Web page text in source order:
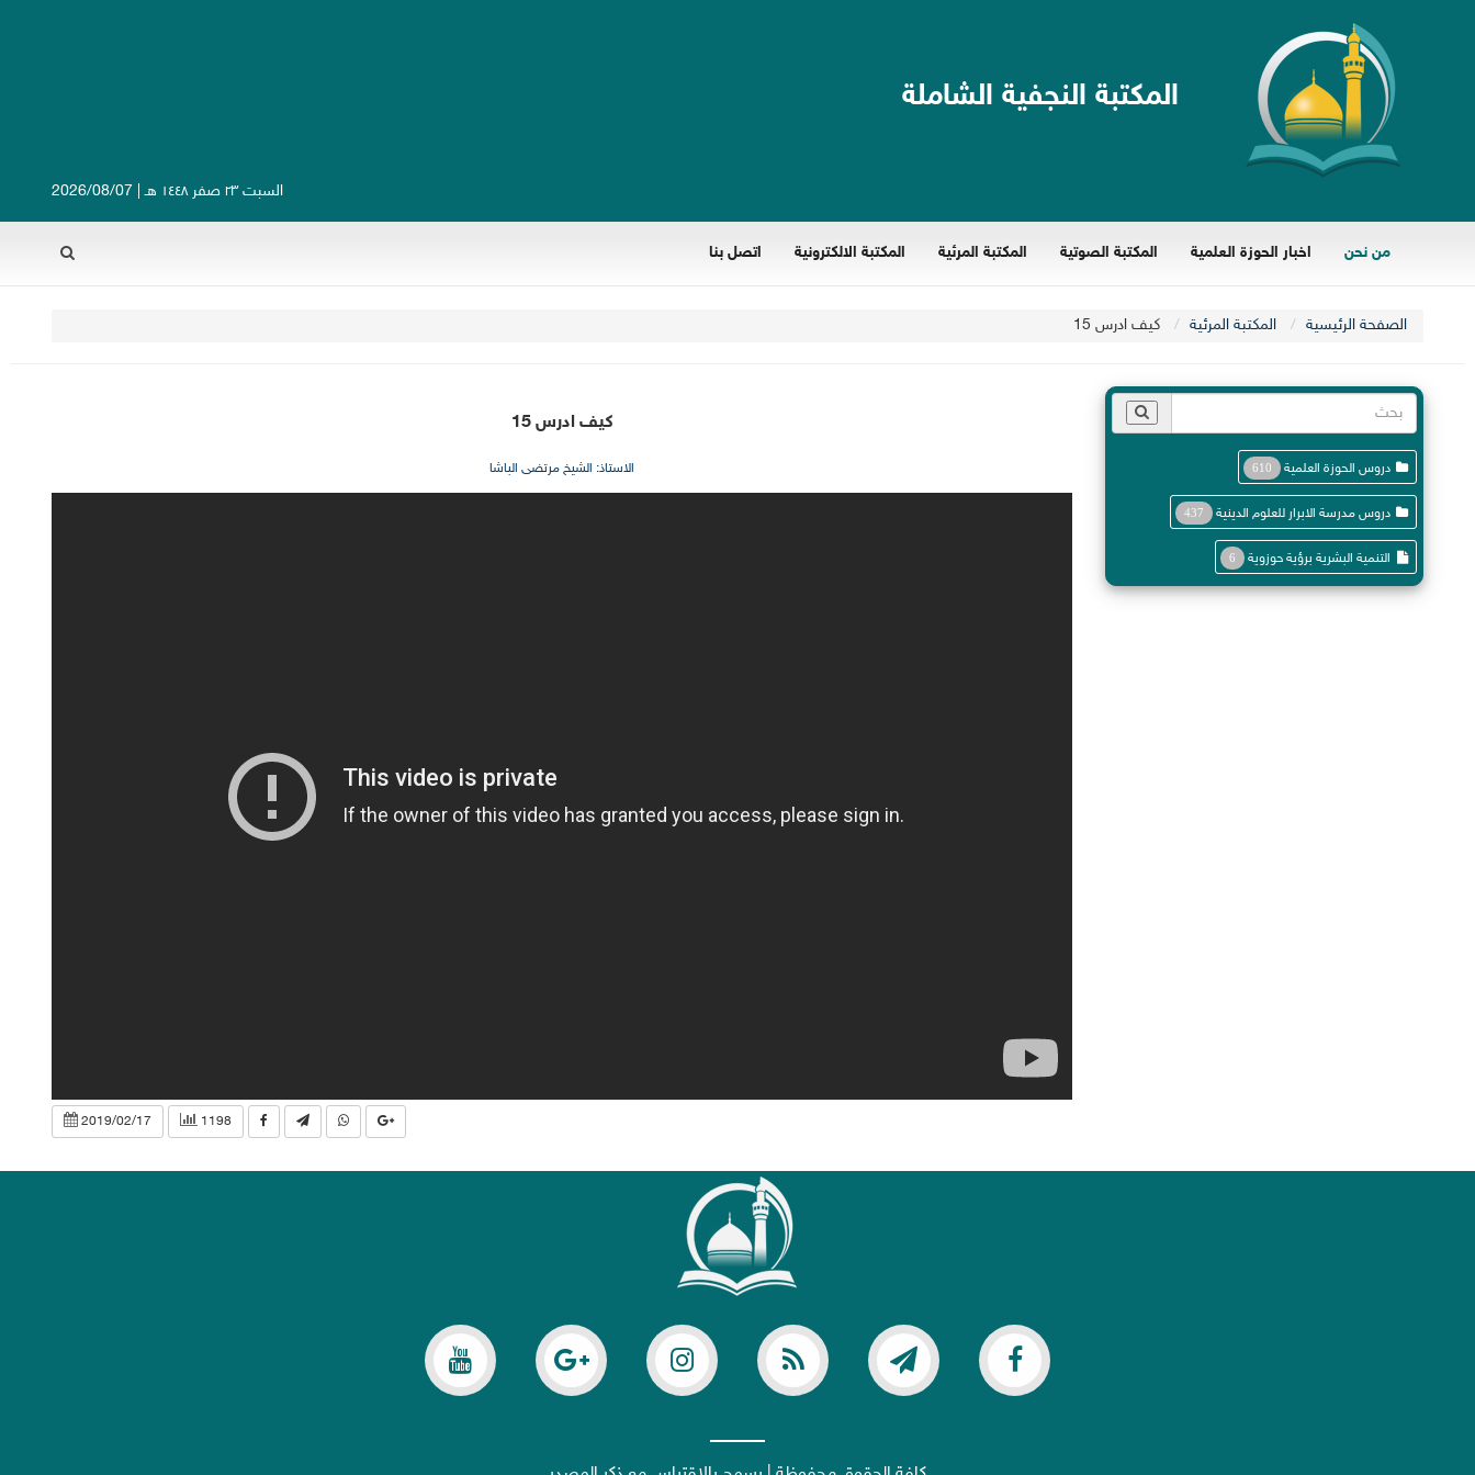
المكتبة النجفية الشاملة
السبت ٢٣ صفر ١٤٤٨ هـ | 2026/08/07
من نحن اخبار الحوزة العلمية المكتبة الصوتية المكتبة المرئية المكتبة الالكترونية اتصل بنا
الصفحة الرئيسية المكتبة المرئية كيف ادرس 15
دروس الحوزة العلمية 610
دروس مدرسة الابرار للعلوم الدينية 437
التنمية البشرية برؤية حوزوية 6
كيف ادرس 15
الاستاذ: الشيخ مرتضى الباشا
2019/02/17 1198